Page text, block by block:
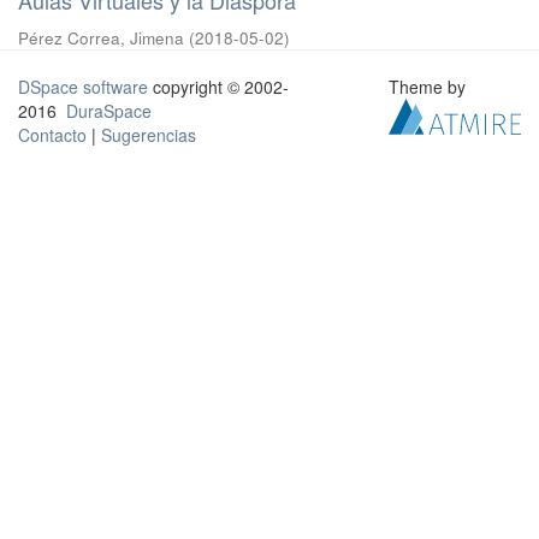
Pérez Correa, Jimena (2018-05-02)
DSpace software copyright © 2002-
2016 DuraSpace
Contacto | Sugerencias
Theme by